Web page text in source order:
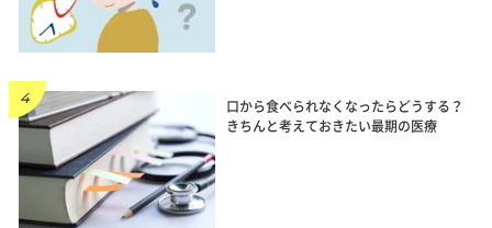
口から食べられなくなったらどうする？
きちんと考えておきたい最期の医療